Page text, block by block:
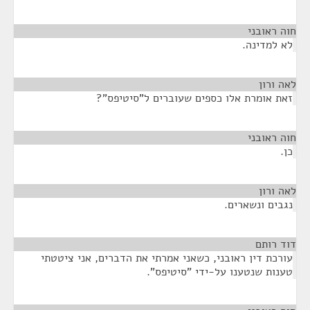
חוה ראובני
לא למדינה.
לאה ורון
זאת אומרת אלו כספים שעוברים ל"סיטיפס"?
חוה ראובני
כן.
לאה ורון
נגבים ונשארים.
דוד רותם
עורכת דין ראובני, כשאני אמרתי את הדברים, אני ציטטתי
טענות שנטענו על-ידי "סיטיפס".